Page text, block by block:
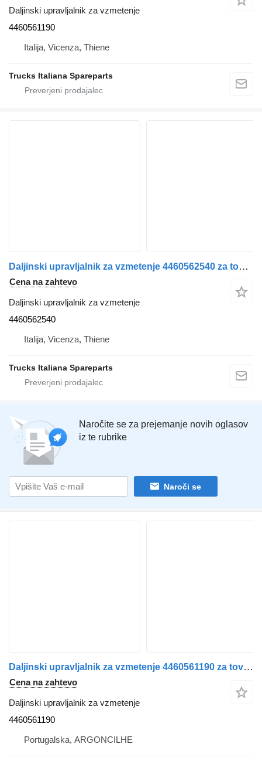
Daljinski upravljalnik za vzmetenje
4460561190
Italija, Vicenza, Thiene
Trucks Italiana Spareparts
Daljinski upravljalnik za vzmetenje 4460562540 za tovornjak IVECO Stralis 2013>
Cena na zahtevo
Daljinski upravljalnik za vzmetenje
4460562540
Italija, Vicenza, Thiene
Trucks Italiana Spareparts
Naročite se za prejemanje novih oglasov
iz te rubrike
Naroči se
Daljinski upravljalnik za vzmetenje 4460561190 za tovornjak IVECO Stralis | 12
Cena na zahtevo
Daljinski upravljalnik za vzmetenje
4460561190
Portugalska, ARGONCILHE